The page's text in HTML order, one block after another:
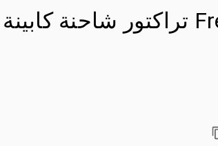
2015 Freightliner Cascadia 125 6x4 تراكتور شاحنة كابينة